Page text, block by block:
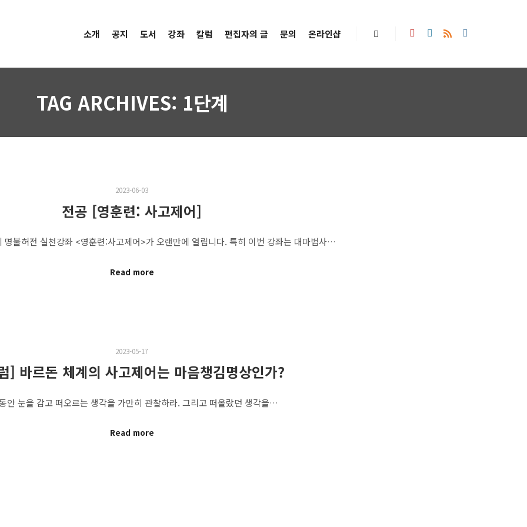
소개 공지 도서 강좌 칼럼 편집자의 글 문의 온라인샵
TAG ARCHIVES: 1단계
2023-06-03
전공 [영훈련: 사고제어]
명불허전 실천강좌 <영훈련:사고제어>가 오랜만에 열립니다. 특히 이번 강좌는 대마법사…
Read more
2023-05-17
] 바르돈 체계의 사고제어는 마음챙김명상인가?
안 눈을 감고 떠오르는 생각을 가만히 관찰하라. 그리고 떠올랐던 생각을…
Read more